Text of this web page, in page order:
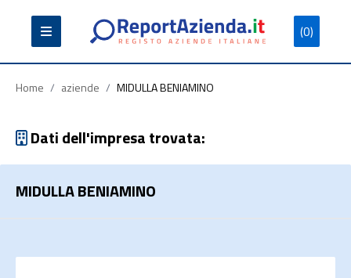
(0)
Partita
Iva
Codice
Fiscale
Ragione
Sociale
Cerca
Home / aziende / MIDULLA BENIAMINO
Dati dell'impresa trovata:
MIDULLA BENIAMINO